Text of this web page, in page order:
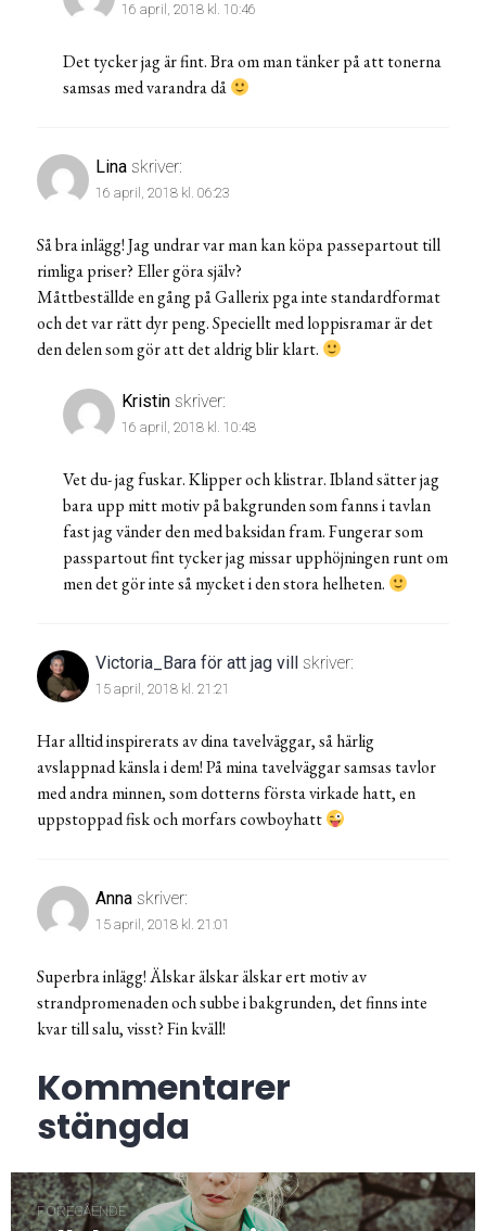
16 april, 2018 kl. 10:46
Det tycker jag är fint. Bra om man tänker på att tonerna
samsas med varandra då
Lina skriver:
16 april, 2018 kl. 06:23
Så bra inlägg! Jag undrar var man kan köpa passepartout till
rimliga priser? Eller göra själv?
Måttbeställde en gång på Gallerix pga inte standardformat
och det var rätt dyr peng. Speciellt med loppisramar är det
den delen som gör att det aldrig blir klart.
Kristin skriver:
16 april, 2018 kl. 10:48
Vet du- jag fuskar. Klipper och klistrar. Ibland sätter jag
bara upp mitt motiv på bakgrunden som fanns i tavlan
fast jag vänder den med baksidan fram. Fungerar som
passpartout fint tycker jag missar upphöjningen runt om
men det gör inte så mycket i den stora helheten.
Victoria_Bara för att jag vill skriver:
15 april, 2018 kl. 21:21
Har alltid inspirerats av dina tavelväggar, så härlig
avslappnad känsla i dem! På mina tavelväggar samsas tavlor
med andra minnen, som dotterns första virkade hatt, en
uppstoppad fisk och morfars cowboyhatt
Anna skriver:
15 april, 2018 kl. 21:01
Superbra inlägg! Älskar älskar älskar ert motiv av
strandpromenaden och subbe i bakgrunden, det finns inte
kvar till salu, visst? Fin kväll!
Kommentarer
stängda
Inläggsnavigering
FÖREGÅENDE